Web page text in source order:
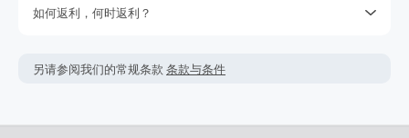
返利金额可能会根据实际交易情况会有所上下浮动。
费，运费，其它服务费用及优惠折扣上给于相应返利。
如何返利，何时返利？
踪到的情况。若在购物后的7天内未跟踪到返利，请在下单的
100天内提交返利索赔，因为我们无法处理超过100天的交易。
另请参阅我们的常规条款 条款与条件